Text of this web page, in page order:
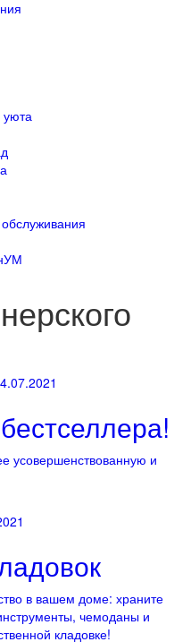
уюта
усовершенствованную и
в вашем доме: храните
чемоданы и
кладовке!